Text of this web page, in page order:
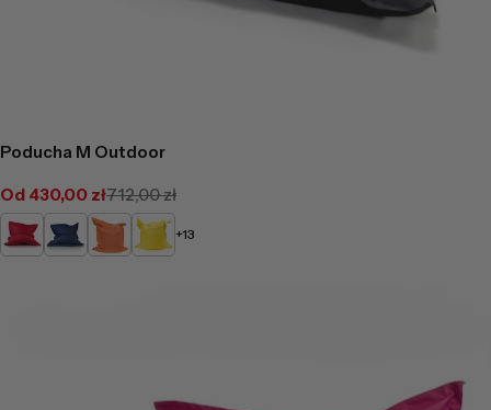
Poducha M Outdoor
Cena
promocyjna
Od 430,00 zł
Cena
regularna
712,00 zł
CzerwonyGranatowyCeglasty
Żółty +13